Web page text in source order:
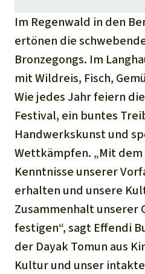
Im Regenwald in den
ertönen die
Bronzegongs. Im
mit Wildreis, Fisch,
Wie jedes Jahr feiern
Festival, ein buntes
Handwerkskunst und
Wettkämpfen. „Mit
Kenntnisse unserer
erhalten und unsere
Zusammenhalt unserer
festigen“, sagt Effendi
der Dayak Tomun aus
Kultur und unser